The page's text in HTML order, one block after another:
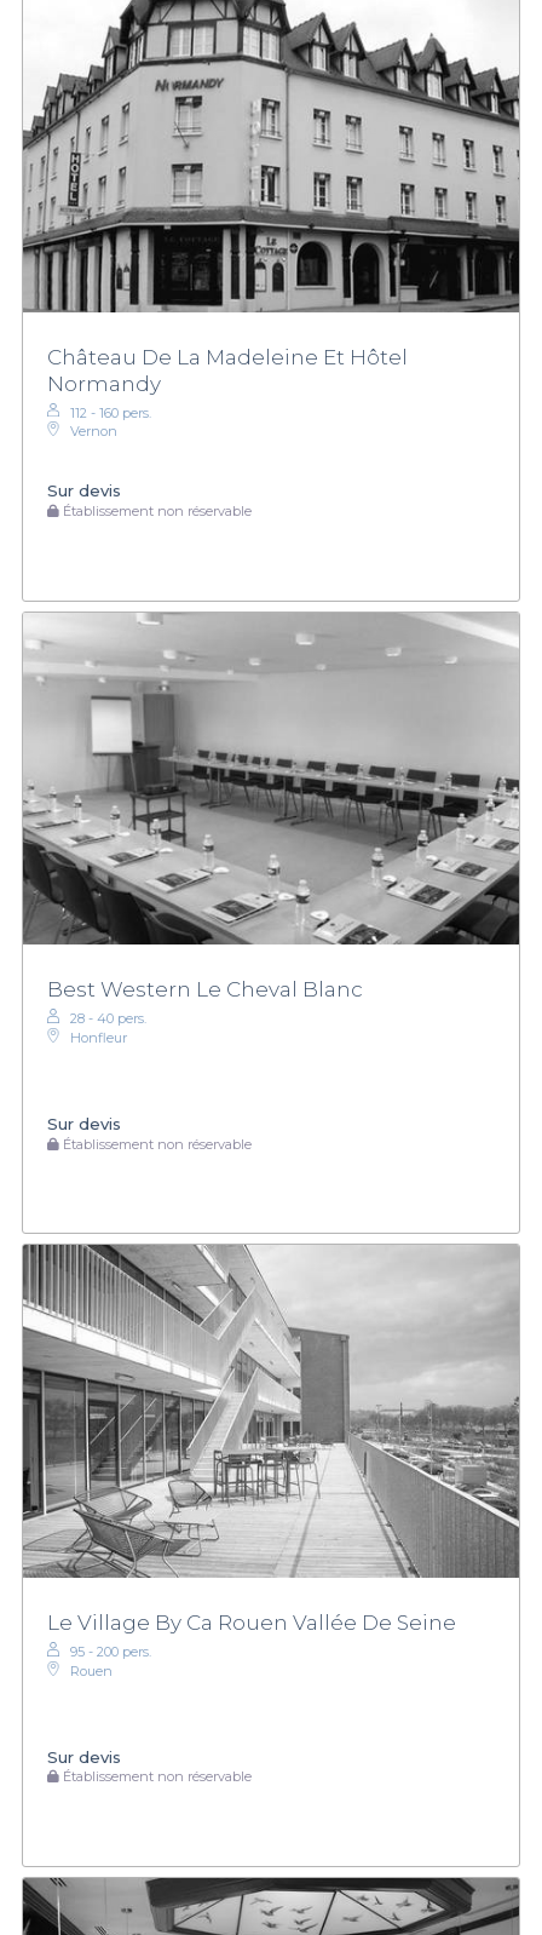
Château De La Madeleine Et Hôtel
Normandy
112 - 160 pers.
Vernon
Sur devis
Établissement non réservable
Best Western Le Cheval Blanc
28 - 40 pers.
Honfleur
Sur devis
Établissement non réservable
Le Village By Ca Rouen Vallée De Seine
95 - 200 pers.
Rouen
Sur devis
Établissement non réservable